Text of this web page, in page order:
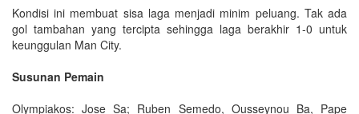
Kondisi ini membuat sisa laga menjadi minim peluang. Tak ada
gol tambahan yang tercipta sehingga laga berakhir 1-0 untuk
keunggulan Man City.
Susunan Pemain
Olympiakos: Jose Sa; Ruben Semedo, Ousseynou Ba, Pape